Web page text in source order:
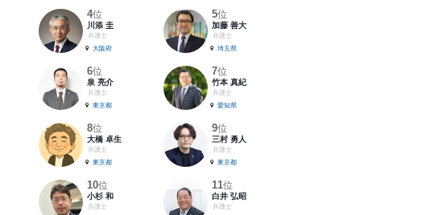
4位
川添 圭
弁護士
大阪府
5位
加藤 善大
弁護士
埼玉県
6位
泉 亮介
弁護士
東京都
7位
竹本 真紀
弁護士
愛知県
8位
大橋 卓生
弁護士
東京都
9位
三村 勇人
弁護士
東京都
10位
小杉 和
弁護士
11位
白井 弘昭
弁護士